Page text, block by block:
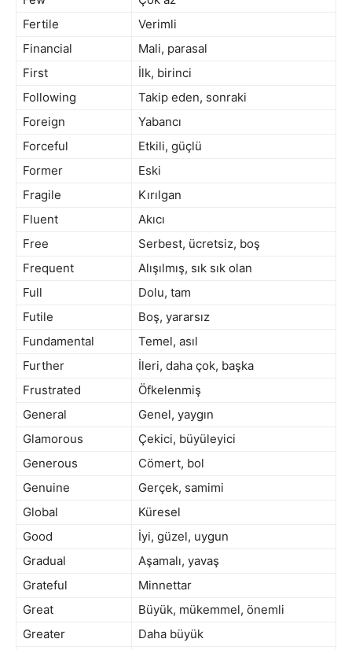
Fertile
Verimli
Financial
Mali, parasal
First
İlk, birinci
Following
Takip eden, sonraki
Foreign
Yabancı
Forceful
Etkili, güçlü
Former
Eski
Fragile
Kırılgan
Fluent
Akıcı
Free
Serbest, ücretsiz, boş
Frequent
Alışılmış, sık sık olan
Full
Dolu, tam
Futile
Boş, yararsız
Fundamental
Temel, asıl
Further
İleri, daha çok, başka
Frustrated
Öfkelenmiş
General
Genel, yaygın
Glamorous
Çekici, büyüleyici
Generous
Cömert, bol
Genuine
Gerçek, samimi
Global
Küresel
Good
İyi, güzel, uygun
Gradual
Aşamalı, yavaş
Grateful
Minnettar
Great
Büyük, mükemmel, önemli
Greater
Daha büyük